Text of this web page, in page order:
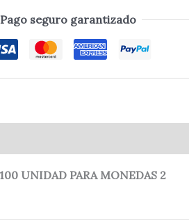
Pago seguro garantizado
UNIDAD PARA MONEDAS 2